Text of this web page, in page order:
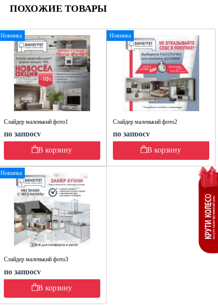
ПОХОЖИЕ ТОВАРЫ
Новинка
Слайдер маленький фото1
по запросу
В корзину
Новинка
Слайдер маленький фото2
по запросу
В корзину
Новинка
Слайдер маленький фото3
по запросу
В корзину